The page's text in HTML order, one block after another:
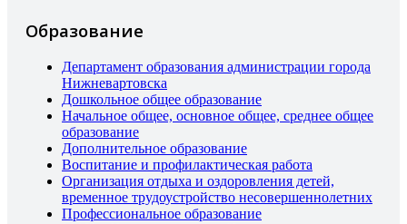
Образование
Департамент образования администрации города
Нижневартовска
Дошкольное общее образование
Начальное общее, основное общее, среднее общее
образование
Дополнительное образование
Воспитание и профилактическая работа
Организация отдыха и оздоровления детей,
временное трудоустройство несовершеннолетних
Профессиональное образование